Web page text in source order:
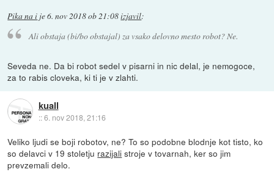
Pika na i je6. nov 2018 ob 21:08izjavil:
Ali obstaja (bi/bo obstajal) za vsako delovno mesto robot? Ne.
Seveda ne. Da bi robot sedel v pisarni in nic delal, je nemogoce,
za to rabis cloveka, ki ti je v zlahti.
kuall
::6. nov 2018, 21:16
Veliko ljudi se boji robotov, ne? To so podobne blodnje kot tisto, ko
so delavci v 19 stoletju razijali stroje v tovarnah, ker so jim
prevzemali delo.